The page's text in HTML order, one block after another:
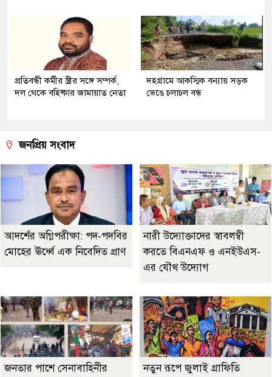
প্রতিবন্ধী কর্মীর স্ত্রীর সঙ্গে সম্পর্ক,
দল থেকে বহিষ্কার জামায়াত নেতা
দহগ্রামে আকস্মিক বন্যায় সড়ক
ভেঙে চলাচল বন্ধ
জনপ্রিয় সংবাদ
আদর্শের অগ্নিপরীক্ষা: পদ-পদবির
মোহের ঊর্ধ্বে এক নিবেদিত প্রাণ
নারী উদ্যোক্তাদের স্বাবলম্বী
করতে বিএনএফ ও এনইউএস-
এর যৌথ উদ্যোগ
জনতার পাশে সেনাবাহিনীর
নতুন রূপে জুলাই গ্রাফিতি